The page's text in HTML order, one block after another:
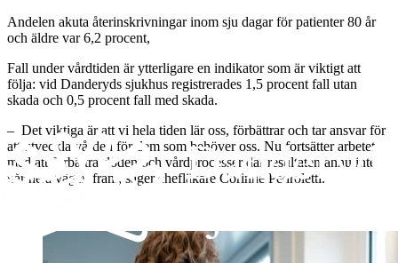
Andelen akuta återinskrivningar inom sju dagar för patienter 80 år
och äldre var 6,2 procent,
Fall under vårdtiden är ytterligare en indikator som är viktigt att
följa: vid Danderyds sjukhus registrerades 1,5 procent fall utan
skada och 0,5 procent fall med skada.
– Det viktiga är att vi hela tiden lär oss, förbättrar och tar ansvar för
att utveckla vården för dem som behöver oss. Nu fortsätter arbetet
med att förbättra flöden och vårdprocesser där resultaten ännu inte
når hela vägen fram, säger chefläkare Corinne Pedroletti.